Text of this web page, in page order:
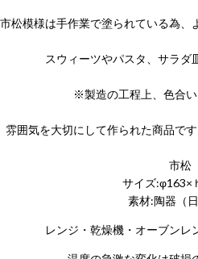
市松模様は手作業で塗られている為、
スウィーツやパスタ、サラダ
※製造の工程上、色合い
雰囲気を大切にして作られた商品で
市松
サイズ:φ163×
素材:陶器（日
レンジ・乾燥機・オーブン